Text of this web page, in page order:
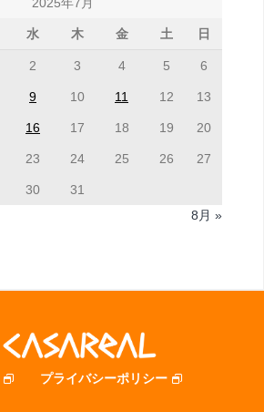
2025年7月
水 木 金 土 日
2 3 4 5 6
9 10 11 12 13
16 17 18 19 20
23 24 25 26 27
30
31
8月 »
プライバシーポリシー